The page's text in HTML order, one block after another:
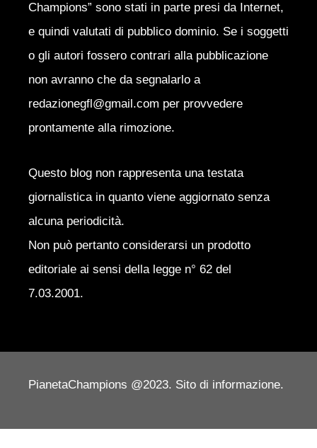
Champions” sono stati in parte presi da Internet,
e quindi valutati di pubblico dominio. Se i soggetti
o gli autori fossero contrari alla pubblicazione
non avranno che da segnalarlo a
redazionegfl@gmail.com per provvedere
prontamente alla rimozione.
Questo blog non rappresenta una testata
giornalistica in quanto viene aggiornato senza
alcuna periodicità.
Non può pertanto considerarsi un prodotto
editoriale ai sensi della legge n° 62 del
7.03.2001.
PianetaChampions @2023. Sito di informazione.